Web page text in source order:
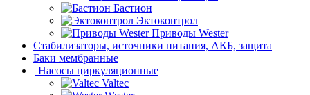
Бастион
Эктоконтрол
Приводы Wester
Стабилизаторы, источники питания, АКБ, защита
Баки мембранные
Насосы циркуляционные
Valtec